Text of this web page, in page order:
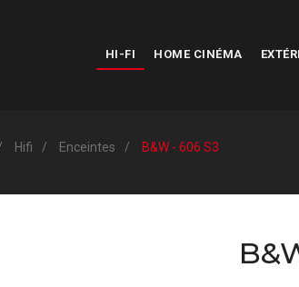
HI-FI HOME CINÉMA
Hifi Enceintes B&W - 606 S3